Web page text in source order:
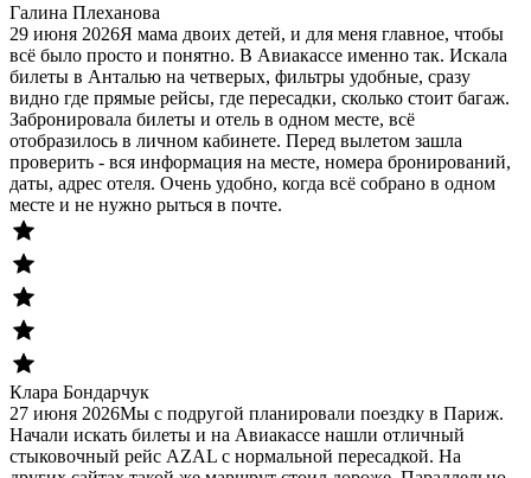
Галина Плеханова
29 июня 2026Я мама двоих детей, и для меня главное, чтобы
всё было просто и понятно. В Авиакассе именно так. Искала
билеты в Анталью на четверых, фильтры удобные, сразу
видно где прямые рейсы, где пересадки, сколько стоит багаж.
Забронировала билеты и отель в одном месте, всё
отобразилось в личном кабинете. Перед вылетом зашла
проверить - вся информация на месте, номера бронирований,
даты, адрес отеля. Очень удобно, когда всё собрано в одном
месте и не нужно рыться в почте.
Клара Бондарчук
27 июня 2026Мы с подругой планировали поездку в Париж.
Начали искать билеты и на Авиакассе нашли отличный
стыковочный рейс AZAL с нормальной пересадкой. На